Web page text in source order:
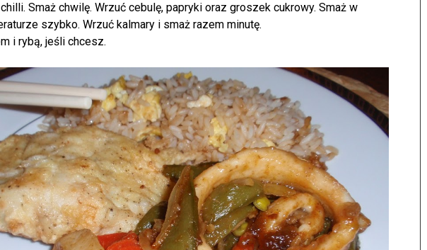
Smaż chwilę. Wrzuć cebulę, papryki oraz groszek cukrowy. Smaż w
szybko. Wrzuć kalmary i smaż razem minutę.
i rybą, jeśli chcesz.